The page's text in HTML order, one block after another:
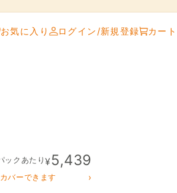
お気に入り ログイン/新規登録 カート
ックあたり¥5,439
バーできます
›